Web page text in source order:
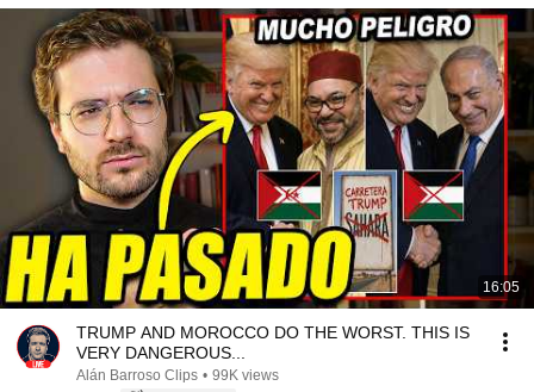
16:05
TRUMP AND MOROCCO DO THE WORST. THIS IS
VERY DANGEROUS...
Alán Barroso Clips • 99K views